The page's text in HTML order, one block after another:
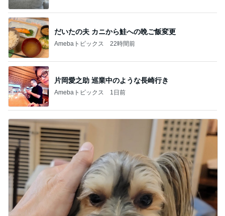
だいたの夫 カニから鮭への晩ご飯変更
Amebaトピックス 22時間前
片岡愛之助 巡業中のような長崎行き
Amebaトピックス 1日前